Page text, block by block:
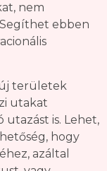
nem
ebben
új területek
utakat
is. Lehet,
hogy
azáltal